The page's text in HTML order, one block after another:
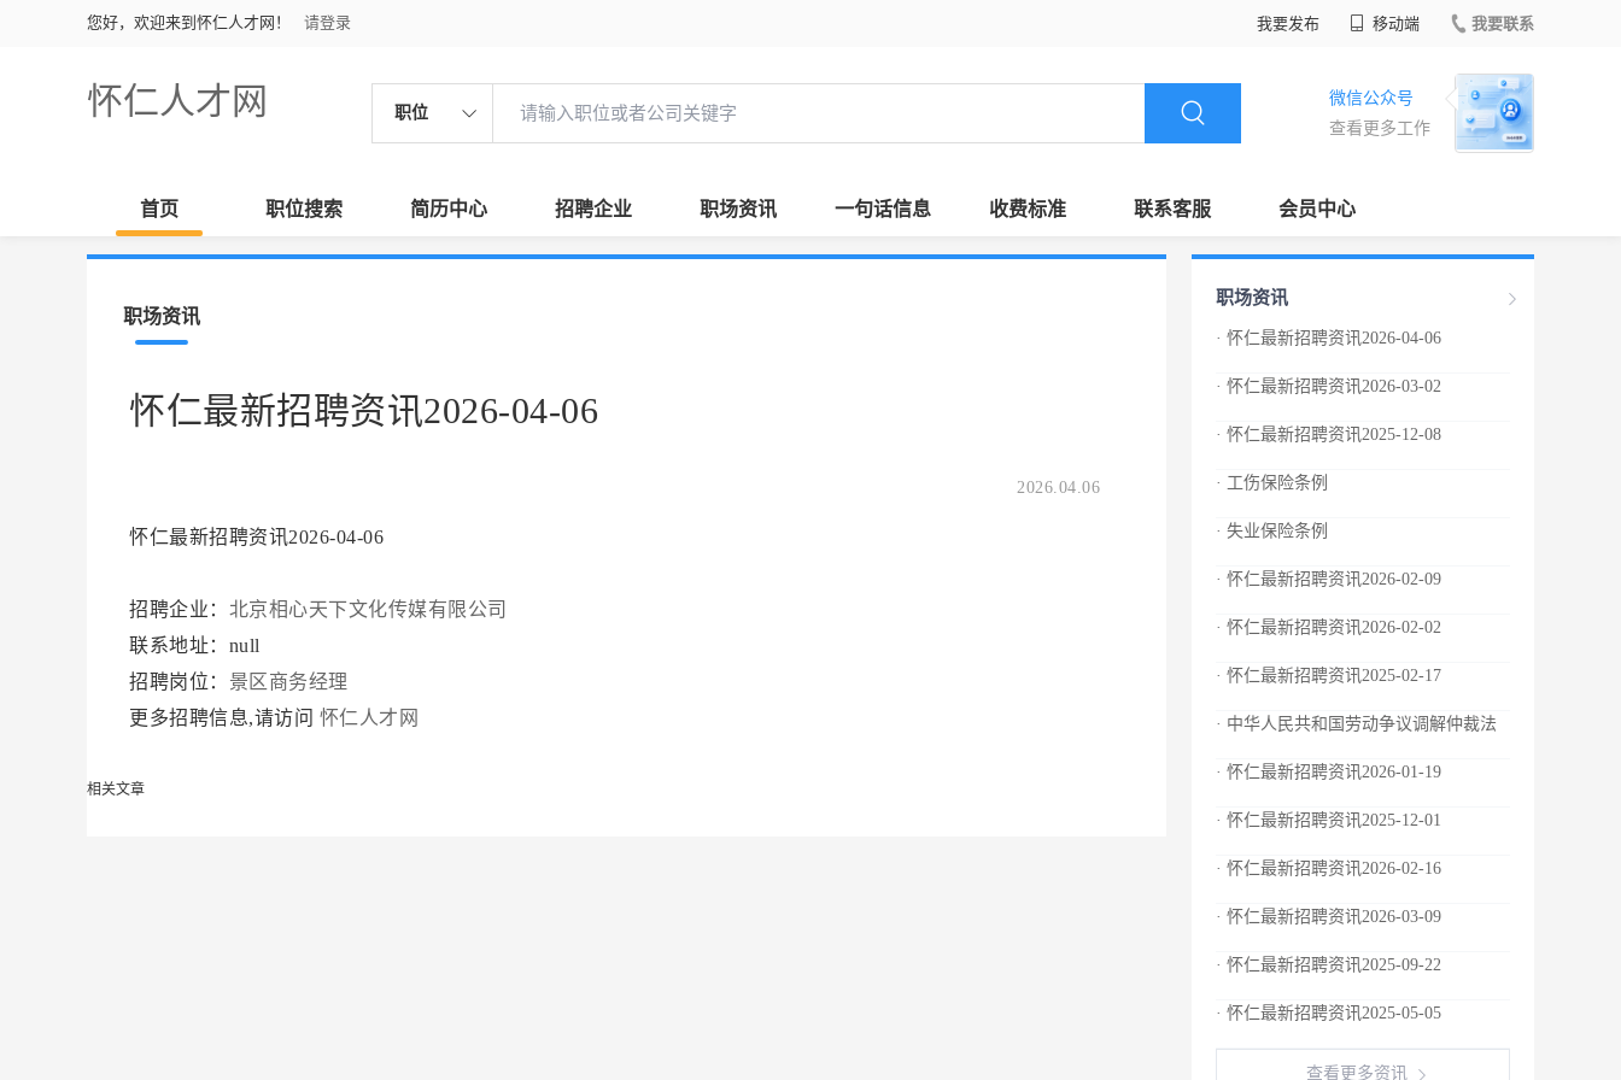
您好，欢迎来到怀仁人才网！ 请登录 我要发布 移动端 我要联系
怀仁人才网 职位
微信公众号
查看更多工作
首页 职位搜索 简历中心 招聘企业 职场资讯 一句话信息 收费标准 联系客服 会员中心
职场资讯
怀仁最新招聘资讯2026-04-06
2026.04.06
怀仁最新招聘资讯2026-04-06
招聘企业： 北京相心天下文化传媒有限公司
联系地址：null
招聘岗位： 景区商务经理
更多招聘信息,请访问 怀仁人才网
相关文章
职场资讯
· 怀仁最新招聘资讯2026-04-06
· 怀仁最新招聘资讯2026-03-02
· 怀仁最新招聘资讯2025-12-08
· 工伤保险条例
· 失业保险条例
· 怀仁最新招聘资讯2026-02-09
· 怀仁最新招聘资讯2026-02-02
· 怀仁最新招聘资讯2025-02-17
· 中华人民共和国劳动争议调解仲裁法
· 怀仁最新招聘资讯2026-01-19
· 怀仁最新招聘资讯2025-12-01
· 怀仁最新招聘资讯2026-02-16
· 怀仁最新招聘资讯2026-03-09
· 怀仁最新招聘资讯2025-09-22
· 怀仁最新招聘资讯2025-05-05
查看更多资讯